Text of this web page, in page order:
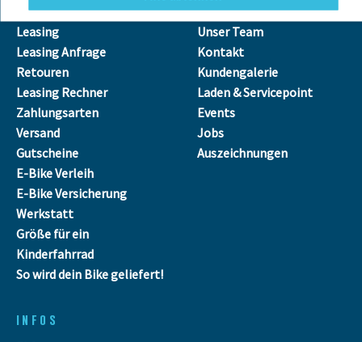
Leasing
Leasing Anfrage
Retouren
Leasing Rechner
Zahlungsarten
Versand
Gutscheine
E-Bike Verleih
E-Bike Versicherung
Werkstatt
Größe für ein
Kinderfahrrad
So wird dein Bike geliefert!
Unser Team
Kontakt
Kundengalerie
Laden & Servicepoint
Events
Jobs
Auszeichnungen
INFOS